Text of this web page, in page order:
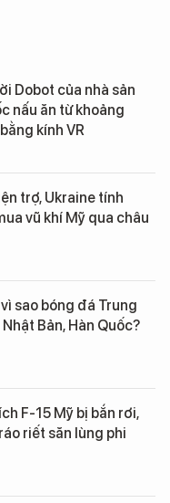
Dobot của nhà sản
nấu ăn từ khoảng
kính VR
trợ, Ukraine tính
vũ khí Mỹ qua châu
sao bóng đá Trung
Bản, Hàn Quốc?
F-15 Mỹ bị bắn rơi,
riết săn lùng phi